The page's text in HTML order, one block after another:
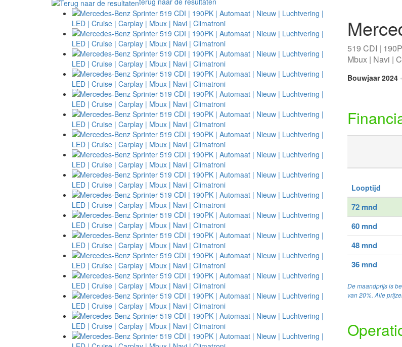
519 CDI |
Mbux | Navi |
Bouwjaar 2024 •
Looptijd
72 mnd
60 mnd
48 mnd
36 mnd
De maandprijs is
van 20%. Alle